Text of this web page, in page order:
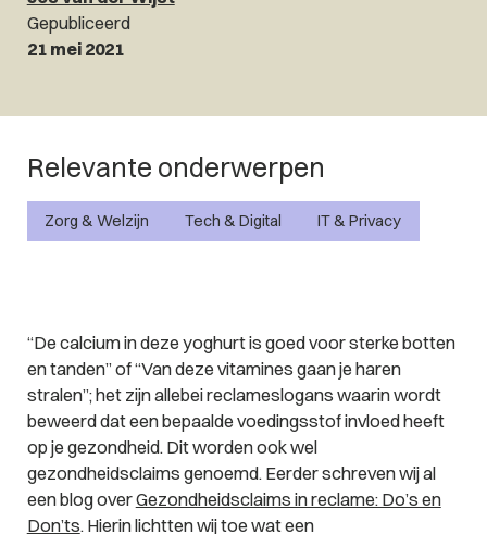
Gepubliceerd
21 mei 2021
Relevante onderwerpen
Zorg & Welzijn Tech & Digital IT & Privacy
“De calcium in deze yoghurt is goed voor sterke botten
en tanden” of “Van deze vitamines gaan je haren
stralen”; het zijn allebei reclameslogans waarin wordt
beweerd dat een bepaalde voedingsstof invloed heeft
op je gezondheid. Dit worden ook wel
gezondheidsclaims genoemd. Eerder schreven wij al
een blog overGezondheidsclaims in reclame: Do’s en
Don’ts. Hierin lichtten wij toe wat een